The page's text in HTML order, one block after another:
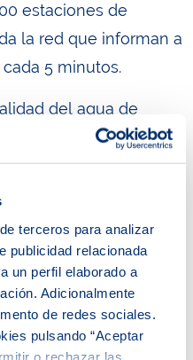
terceros para analizar
publicidad relacionada
un perfil elaborado a
Adicionalmente
de redes sociales.
pulsando “Aceptar
o rechazar las
estaciones de
la red que informan a
5 minutos.
del agua de
a su buen
disponemos de un
en cata de agua, el
del mundo,
específicos sobre
Gracias a su labor, el
día. Sea como sea,
gusto a cloro, piensa